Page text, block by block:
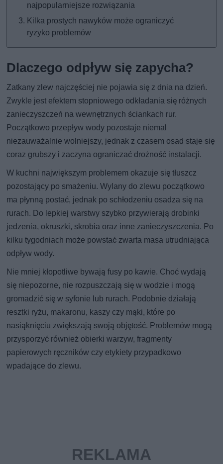
najpopularniejsze rozwiązania
Kilka prostych nawyków może ograniczyć
ryzyko problemów
Dlaczego odpływ się zapycha?
Zatkany zlew najczęściej nie pojawia się z dnia na dzień.
Zwykle jest efektem stopniowego odkładania się różnych
zanieczyszczeń na wewnętrznych ściankach rur.
Początkowo przepływ wody pozostaje niemal
niezauważalnie wolniejszy, jednak z czasem osad staje się
coraz grubszy i zaczyna ograniczać drożność instalacji.
W kuchni największym problemem okazuje się tłuszcz
pozostający po smażeniu. Wylany do zlewu początkowo
ma płynną postać, jednak po schłodzeniu osadza się na
rurach. Do lepkiej warstwy szybko przywierają drobinki
jedzenia, okruszki, skrobia oraz inne zanieczyszczenia. Po
kilku tygodniach może powstać zwarta masa utrudniająca
odpływ wody.
Nie mniej kłopotliwe bywają fusy po kawie. Choć wydają
się niepozorne, nie rozpuszczają się w wodzie i mogą
gromadzić się w syfonie lub rurach. Podobnie działają
resztki ryżu, makaronu, kaszy czy mąki, które po
nasiąknięciu zwiększają swoją objętość. Problemów mogą
przysporzyć również obierki warzyw, fragmenty
papierowych ręczników czy etykiety przypadkowo
wpadające do zlewu.